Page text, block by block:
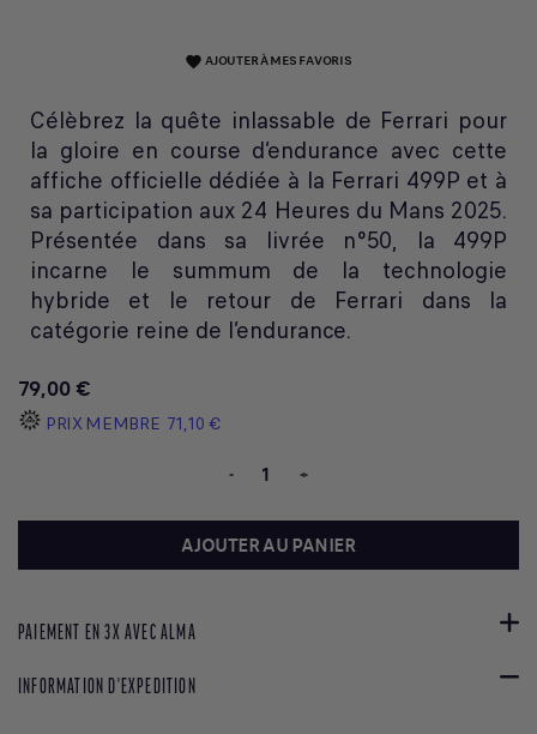
favorite AJOUTER À MES FAVORIS
Célèbrez la quête inlassable de Ferrari pour
la gloire en course d’endurance avec cette
affiche officielle dédiée à la Ferrari 499P et à
sa participation aux 24 Heures du Mans 2025.
Présentée dans sa livrée n°50, la 499P
incarne le summum de la technologie
hybride et le retour de Ferrari dans la
catégorie reine de l’endurance.
79,00 €
PRIX MEMBRE 71,10 €
- +
AJOUTER AU PANIER
PAIEMENT EN 3X AVEC ALMA
INFORMATION D'EXPEDITION